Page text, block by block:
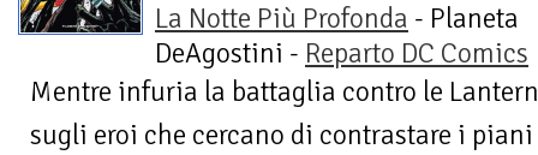
La Notte Più Profonda - Planeta
DeAgostini - Reparto DC Comics
Mentre infuria la battaglia contro le
sugli eroi che cercano di contrastare i